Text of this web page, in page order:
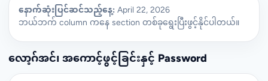
နောက်ဆုံးပြင်ဆင်သည့်နေ့:April 22, 2026
ဘယ်ဘက် column ကနေ section တစ်ခုရွေးပြီးဖွင့်နိုင်ပါတယ်။
လော့ဂ်အင်၊ အကောင့်ဖွင့်ခြင်းနှင့် Password